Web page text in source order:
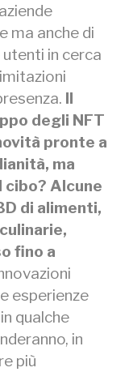
ma anche di
in cerca
Il
degli NFT
pronte a
ma
cibo? Alcune
di alimenti,
fino a
esperienze
qualche
in
più